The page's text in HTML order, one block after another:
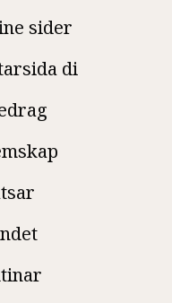
sider
di